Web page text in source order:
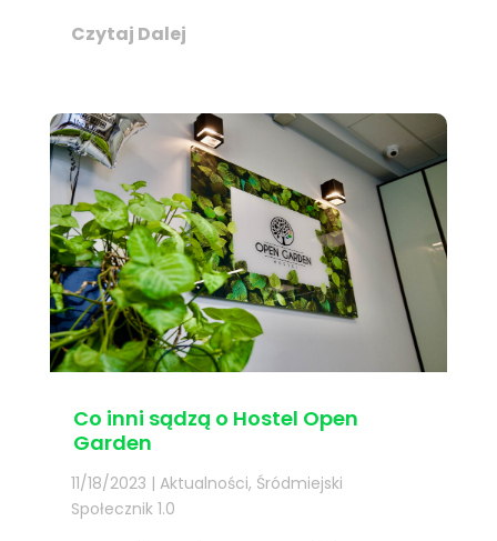
Czytaj Dalej
Co inni sądzą o Hostel Open
Garden
11/18/2023 | Aktualności, Śródmiejski
Społecznik 1.0